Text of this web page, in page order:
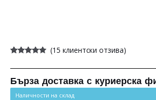
5.00от 5,
потребителски
оценки
(15 клиентски отзива)
Бърза доставка с куриерска
Наличности на склад